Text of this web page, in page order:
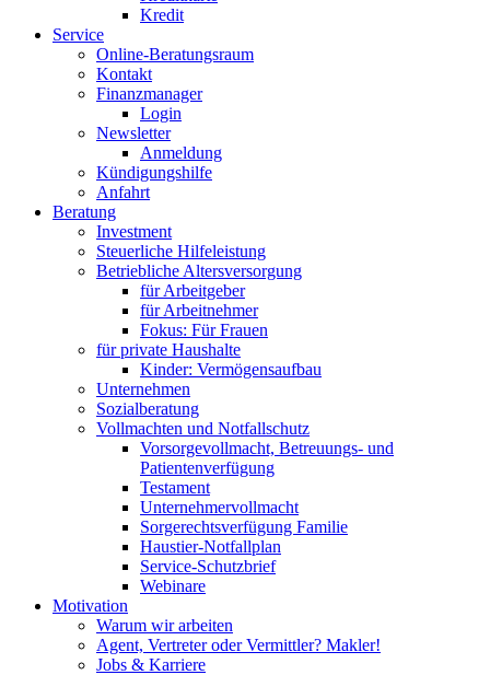
Kredit
Service
Online-Beratungsraum
Kontakt
Finanzmanager
Login
Newsletter
Anmeldung
Kündigungshilfe
Anfahrt
Beratung
Investment
Steuerliche Hilfeleistung
Betriebliche Altersversorgung
für Arbeitgeber
für Arbeitnehmer
Fokus: Für Frauen
für private Haushalte
Kinder: Vermögensaufbau
Unternehmen
Sozialberatung
Vollmachten und Notfallschutz
Vorsorgevollmacht, Betreuungs- und
Patientenverfügung
Testament
Unternehmer­vollmacht
Sorgerechtsverfügung Familie
Haustier-Notfallplan
Service-Schutzbrief
Webinare
Motivation
Warum wir arbeiten
Agent, Vertreter oder Vermittler? Makler!
Jobs & Karriere